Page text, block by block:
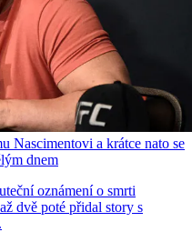
Nascimentovi a krátce nato se
dnem
oznámení o smrti
dvě poté přidal story s